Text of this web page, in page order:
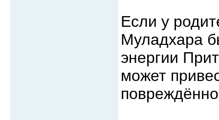
Если у
Муладхара
энергии
может